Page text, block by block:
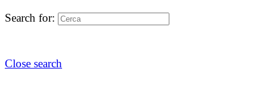
Search for:
Close search